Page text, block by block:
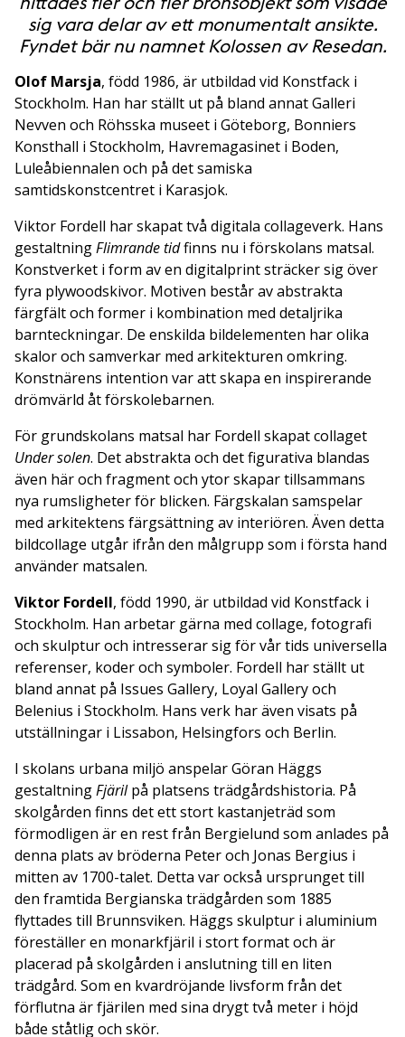
sig vara delar av ett monumentalt ansikte.
Fyndet bär nu namnet Kolossen av Resedan.
Olof Marsja, född 1986, är utbildad vid Konstfack i
Stockholm. Han har ställt ut på bland annat Galleri
Nevven och Röhsska museet i Göteborg, Bonniers
Konsthall i Stockholm, Havremagasinet i Boden,
Luleåbiennalen och på det samiska
samtidskonstcentret i Karasjok.
Viktor Fordell har skapat två digitala collageverk. Hans
gestaltningFlimrande tidfinns nu i förskolans matsal.
Konstverket i form av en digitalprint sträcker sig över
fyra plywoodskivor. Motiven består av abstrakta
färgfält och former i kombination med detaljrika
barnteckningar. De enskilda bildelementen har olika
skalor och samverkar med arkitekturen omkring.
Konstnärens intention var att skapa en inspirerande
drömvärld åt förskolebarnen.
För grundskolans matsal har Fordell skapat collaget
Under solen. Det abstrakta och det figurativa blandas
även här och fragment och ytor skapar tillsammans
nya rumsligheter för blicken. Färgskalan samspelar
med arkitektens färgsättning av interiören. Även detta
bildcollage utgår ifrån den målgrupp som i första hand
använder matsalen.
Viktor Fordell, född 1990, är utbildad vid Konstfack i
Stockholm. Han arbetar gärna med collage, fotografi
och skulptur och intresserar sig för vår tids universella
referenser, koder och symboler. Fordell har ställt ut
bland annat på Issues Gallery, Loyal Gallery och
Belenius i Stockholm. Hans verk har även visats på
utställningar i Lissabon, Helsingfors och Berlin.
I skolans urbana miljö anspelar Göran Häggs
gestaltningFjärilpå platsens trädgårdshistoria. På
skolgården finns det ett stort kastanjeträd som
förmodligen är en rest från Bergielund som anlades på
denna plats av bröderna Peter och Jonas Bergius i
mitten av 1700-talet. Detta var också ursprunget till
den framtida Bergianska trädgården som 1885
flyttades till Brunnsviken. Häggs skulptur i aluminium
föreställer en monarkfjäril i stort format och är
placerad på skolgården i anslutning till en liten
trädgård. Som en kvardröjande livsform från det
förflutna är fjärilen med sina drygt två meter i höjd
både ståtlig och skör.